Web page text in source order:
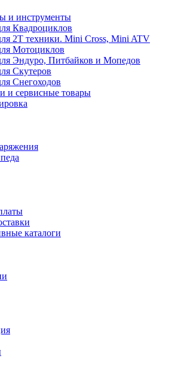
и инструменты
Квадроциклов
2T техники. Mini Cross, Mini ATV
Мотоциклов
Эндуро, Питбайков и Мопедов
Скутеров
Снегоходов
и сервисные товары
каталоги